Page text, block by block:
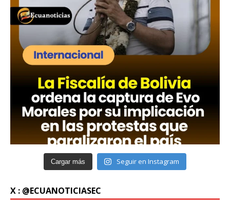
Cargar más Seguir en Instagram
X : @ECUANOTICIASEC